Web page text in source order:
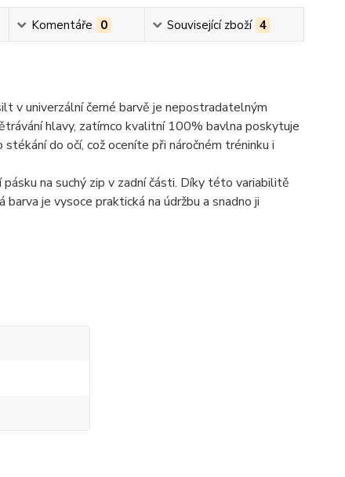
Komentáře 0 Související zboží 4
v univerzální černé barvě je nepostradatelným
hlavy, zatímco kvalitní 100% bavlna poskytuje
do očí, což oceníte při náročném tréninku i
na suchý zip v zadní části. Díky této variabilitě
je vysoce praktická na údržbu a snadno ji